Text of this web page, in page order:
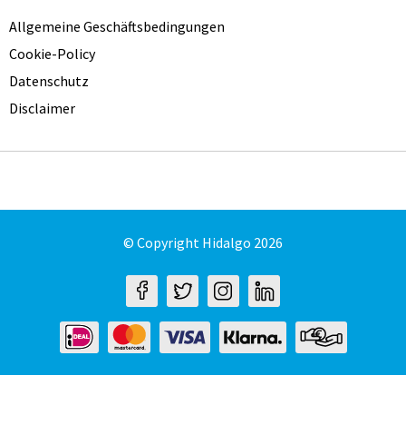
Allgemeine Geschäftsbedingungen
Cookie-Policy
Datenschutz
Disclaimer
© Copyright Hidalgo 2026